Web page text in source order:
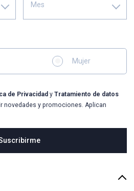
Mes
Mujer
de Privacidad y Tratamiento de datos
novedades y promociones. Aplican